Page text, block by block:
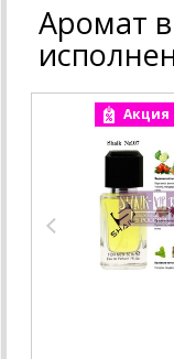
Аромат
Акция